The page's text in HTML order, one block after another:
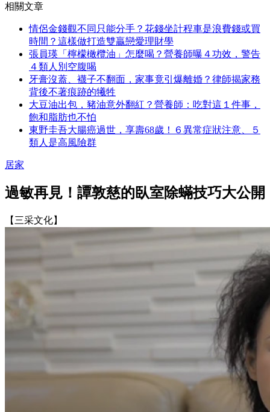
相關文章
情侶金錢觀不同只能分手？花錢坐計程車是浪費錢或買
時間？這樣做打造雙贏戀愛理財學
張員瑛「檸檬橄欖油」怎麼喝？營養師曝４功效，警告
４類人別空腹喝
牙膏沒蓋、襪子不翻面，家事竟引爆離婚？律師揭家務
背後不著痕跡的犧牲
大豆油出包，豬油意外翻紅？營養師：吃對這１件事，
飽和脂肪也不怕
東野圭吾大腸癌過世，享壽68歲！６異常症狀注意、５
類人是高風險群
居家
過敏再見！譚敦慈的臥室除蟎技巧大公開
【三采文化】